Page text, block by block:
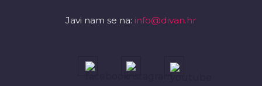
Javi nam se na: info@divan.hr